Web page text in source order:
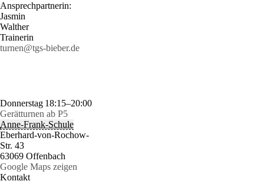
Ansprechpartnerin:
Jasmin
Walther
Trainerin
turnen@tgs-bieber.de
Donnerstag 18:15–20:00
Gerätturnen ab P5
Anne-Frank-Schule
Eberhard-von-Rochow-
Str. 43
63069 Offenbach
Google Maps zeigen
Kontakt